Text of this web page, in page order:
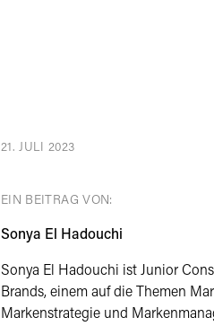
21. JULI 2023
EIN BEITRAG VON:
Sonya El Hadouchi
Sonya El Hadouchi ist Junior
Brands, einem auf die Themen
Markenstrategie und